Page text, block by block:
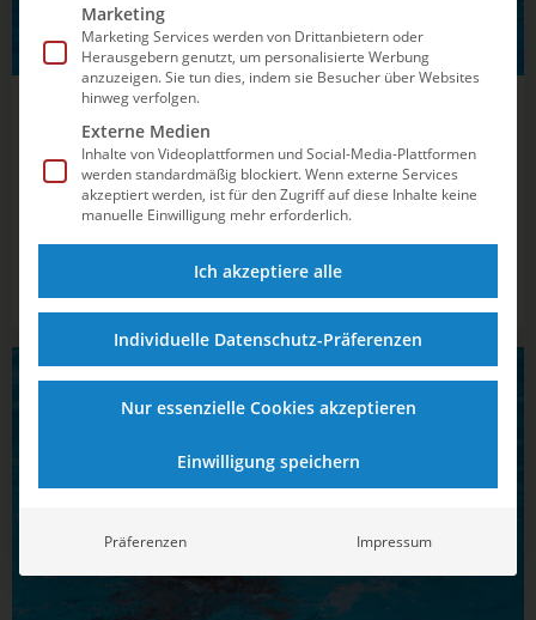
11.02.2021 14:13
Die Olympia-Qualifikation im Wasserball im
Überblick
Tokyo“ prangt unübersehbar auf dem Gefährt, mit dem sich
die deutschen Wasserballer am Freitag (12. Februar) auf den
Weg zum Olympia-Qualifikationsturnier in Rotterdam (NED)
machen. Vom 14. - 21....
WASSERBALL
Marketing
Marketing Services werden von Drittanbietern oder
Herausgebern genutzt, um personalisierte Werbung
anzuzeigen. Sie tun dies, indem sie Besucher über Websites
hinweg verfolgen.
Externe Medien
Inhalte von Videoplattformen und Social-Media-Plattformen
werden standardmäßig blockiert. Wenn externe Services
akzeptiert werden, ist für den Zugriff auf diese Inhalte keine
manuelle Einwilligung mehr erforderlich.
Ich akzeptiere alle
Individuelle Datenschutz-Präferenzen
Nur essenzielle Cookies akzeptieren
Einwilligung speichern
Präferenzen Impressum